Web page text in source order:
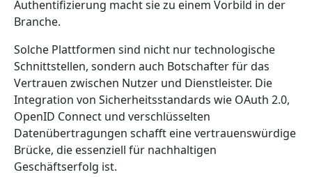
Authentifizierung macht sie zu einem Vorbild in der
Branche.
Solche Plattformen sind nicht nur technologische
Schnittstellen, sondern auch Botschafter für das
Vertrauen zwischen Nutzer und Dienstleister. Die
Integration von Sicherheitsstandards wie OAuth 2.0,
OpenID Connect und verschlüsselten
Datenübertragungen schafft eine vertrauenswürdige
Brücke, die essenziell für nachhaltigen
Geschäftserfolg ist.